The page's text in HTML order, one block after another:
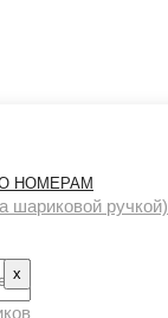
НОМЕРАМ
шариковой ручкой)
х